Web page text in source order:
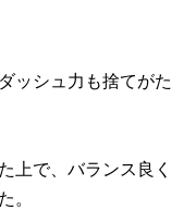
ッシュ力も捨てがた
上で、バランス良く
。